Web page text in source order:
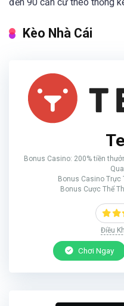
Kèo Nhà Cái
Bonus Casino: 200% tiền
Bonus Casino Trực
Bonus Cược Thể
Điều
Chơi Ngay